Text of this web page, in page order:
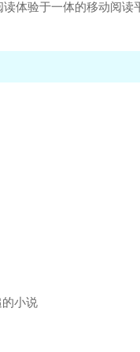
体验于一体的移动阅读
小说